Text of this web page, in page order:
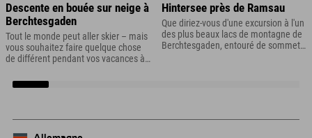
Descente en bouée sur neige à
Berchtesgaden
Tout le monde peut aller skier – mais
vous souhaitez faire quelque chose
de différent pendant vos vacances à
pas essayer la luge sur neige ? Le
Hintersee près de Ramsau
Que diriez-vous d'une excursion à l'un
des plus beaux lacs de montagne de
Berchtesgaden, entouré de sommets,